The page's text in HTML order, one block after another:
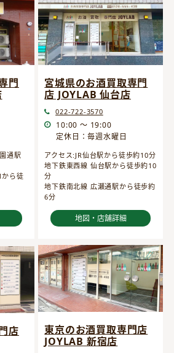
門
通駅
ら徒
宮城県のお酒買取専門
店 JOYLAB 仙台店
022-722-3570
10:00 ～ 19:00
定休日：毎週水曜日
アクセス:JR仙台駅から徒歩約10分
地下鉄東西線 仙台駅から徒歩約10
分
地下鉄南北線 広瀬通駅から徒歩約
6分
地図・店舗詳細
店
東京のお酒買取専門店
JOYLAB 新宿店